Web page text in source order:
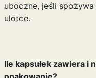
uboczne, jeśli
ulotce.
Ile kapsułek zawiera i